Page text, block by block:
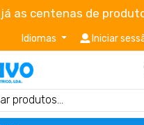
as centenas de
Idiomas Iniciar